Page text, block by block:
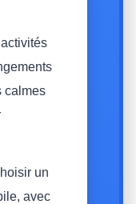
calmes
un
avec